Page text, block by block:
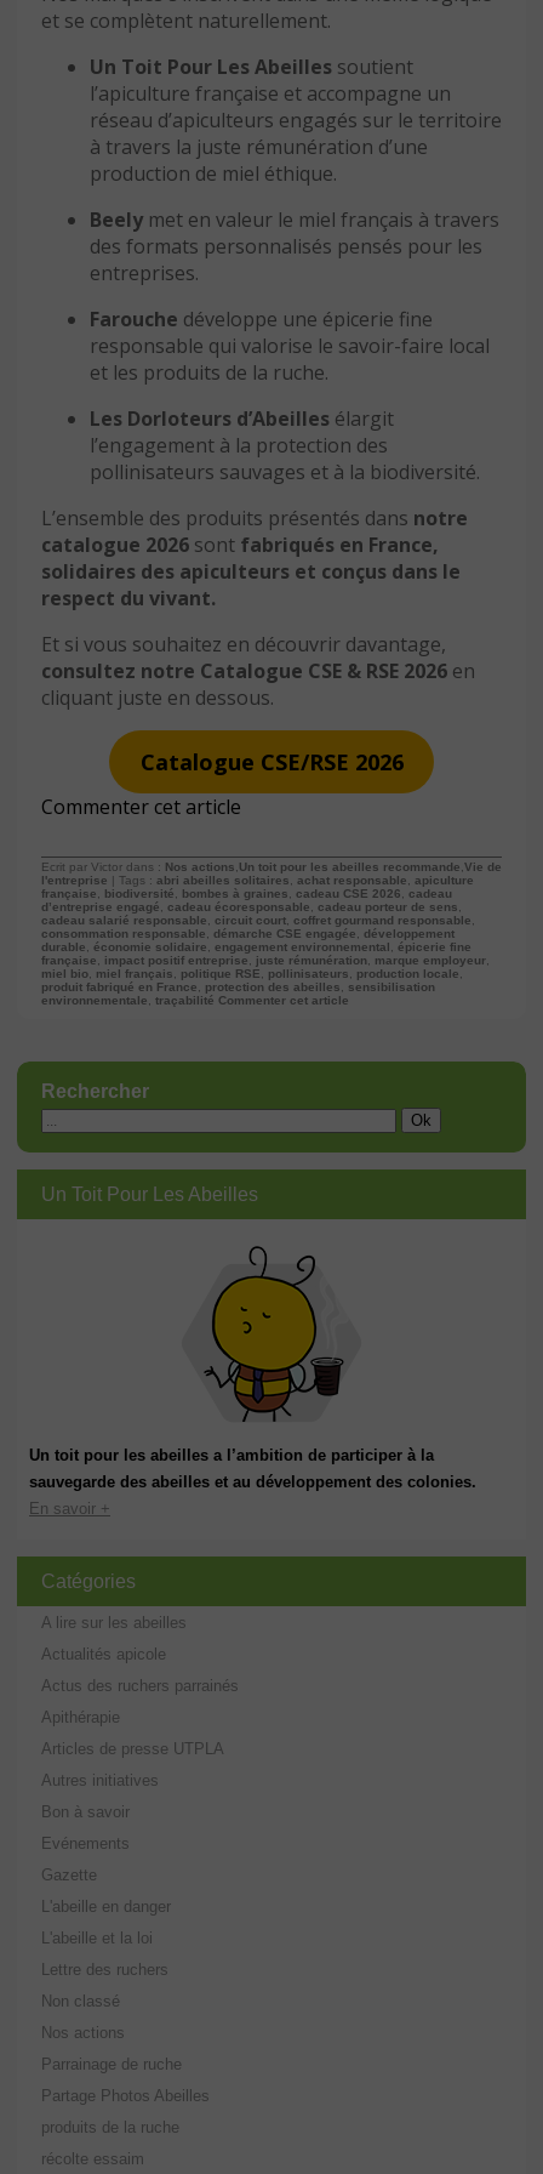
et se complètent naturellement.
Un Toit Pour Les Abeilles soutient
l’apiculture française et accompagne un
réseau d’apiculteurs engagés sur le territoire
à travers la juste rémunération d’une
production de miel éthique.
Beely met en valeur le miel français à travers
des formats personnalisés pensés pour les
entreprises.
Farouche développe une épicerie fine
responsable qui valorise le savoir-faire local
et les produits de la ruche.
Les Dorloteurs d’Abeilles élargit
l’engagement à la protection des
pollinisateurs sauvages et à la biodiversité.
L’ensemble des produits présentés dans notre
catalogue 2026 sont fabriqués en France,
solidaires des apiculteurs et conçus dans le
respect du vivant.
Et si vous souhaitez en découvrir davantage,
consultez notre Catalogue CSE & RSE 2026 en
cliquant juste en dessous.
Catalogue CSE/RSE 2026
Commenter cet article
Ecrit par Victor dans : Nos actions Un toit pour les abeilles recommande Vie de
l'entreprise | Tags : abri abeilles solitaires achat responsable
apiculture
française
biodiversité bombes à graines cadeau CSE 2026
cadeau
d’entreprise engagé
cadeau écoresponsable cadeau porteur de sens
cadeau salarié responsable
circuit court coffret gourmand responsable
consommation responsable
démarche CSE engagée
développement
durable
économie solidaire engagement environnemental
épicerie fine
française
impact positif entreprise juste rémunération marque employeur
miel bio
miel français politique RSE pollinisateurs production locale
produit fabriqué en France
protection des abeilles
sensibilisation
environnementale
traçabilité Commenter cet article
Rechercher
Un Toit Pour Les Abeilles
Un toit pour les abeilles a l’ambition de participer à la
sauvegarde des abeilles et au développement des colonies.
En savoir +
Catégories
A lire sur les abeilles
Actualités apicole
Actus des ruchers parrainés
Apithérapie
Articles de presse UTPLA
Autres initiatives
Bon à savoir
Evénements
Gazette
L'abeille en danger
L'abeille et la loi
Lettre des ruchers
Non classé
Nos actions
Parrainage de ruche
Partage Photos Abeilles
produits de la ruche
récolte essaim